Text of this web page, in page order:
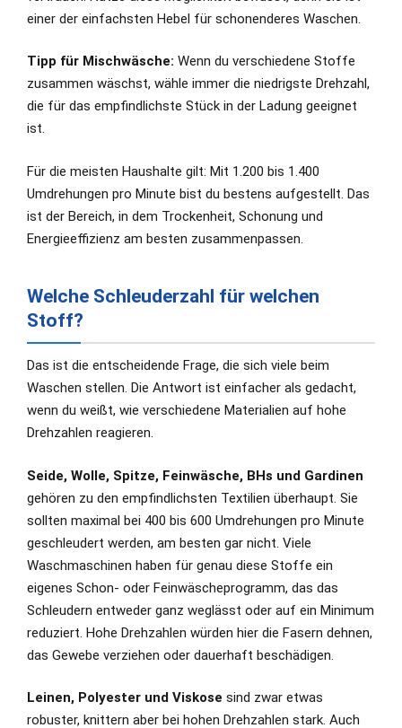
einer der einfachsten Hebel für schonenderes Waschen.
Tipp für Mischwäsche: Wenn du verschiedene Stoffe
zusammen wäschst, wähle immer die niedrigste Drehzahl,
die für das empfindlichste Stück in der Ladung geeignet
ist.
Für die meisten Haushalte gilt: Mit 1.200 bis 1.400
Umdrehungen pro Minute bist du bestens aufgestellt. Das
ist der Bereich, in dem Trockenheit, Schonung und
Energieeffizienz am besten zusammenpassen.
Welche Schleuderzahl für welchen
Stoff?
Das ist die entscheidende Frage, die sich viele beim
Waschen stellen. Die Antwort ist einfacher als gedacht,
wenn du weißt, wie verschiedene Materialien auf hohe
Drehzahlen reagieren.
Seide, Wolle, Spitze, Feinwäsche, BHs und Gardinen
gehören zu den empfindlichsten Textilien überhaupt. Sie
sollten maximal bei 400 bis 600 Umdrehungen pro Minute
geschleudert werden, am besten gar nicht. Viele
Waschmaschinen haben für genau diese Stoffe ein
eigenes Schon- oder Feinwäscheprogramm, das das
Schleudern entweder ganz weglässt oder auf ein Minimum
reduziert. Hohe Drehzahlen würden hier die Fasern dehnen,
das Gewebe verziehen oder dauerhaft beschädigen.
Leinen, Polyester und Viskose sind zwar etwas
robuster, knittern aber bei hohen Drehzahlen stark. Auch